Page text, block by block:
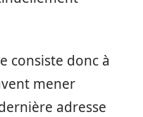
consiste donc à
mener
adresse